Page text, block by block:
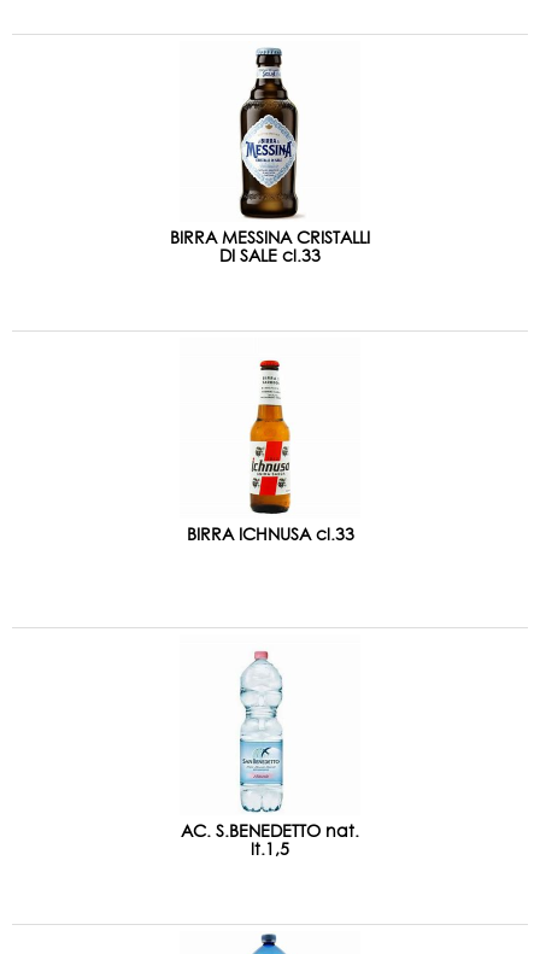
BIRRA MESSINA CRISTALLI
DI SALE cl.33
BIRRA ICHNUSA cl.33
AC. S.BENEDETTO nat.
lt.1,5